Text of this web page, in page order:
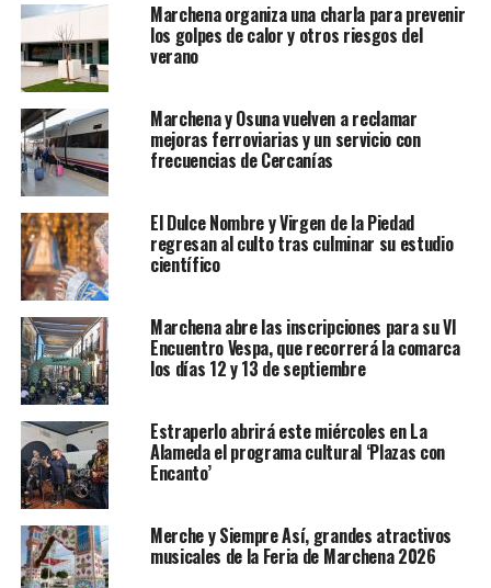
Marchena organiza una charla para prevenir
los golpes de calor y otros riesgos del
verano
Marchena y Osuna vuelven a reclamar
mejoras ferroviarias y un servicio con
frecuencias de Cercanías
El Dulce Nombre y Virgen de la Piedad
regresan al culto tras culminar su estudio
científico
Marchena abre las inscripciones para su VI
Encuentro Vespa, que recorrerá la comarca
los días 12 y 13 de septiembre
Estraperlo abrirá este miércoles en La
Alameda el programa cultural ‘Plazas con
Encanto’
Merche y Siempre Así, grandes atractivos
musicales de la Feria de Marchena 2026